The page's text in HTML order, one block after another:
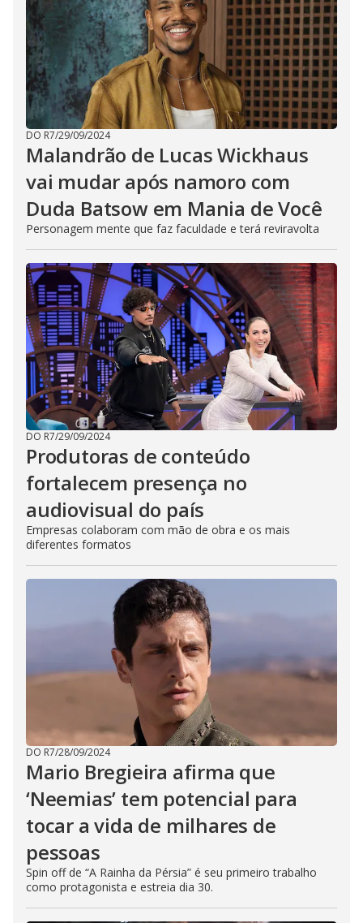
DO R7/29/09/2024
Malandrão de Lucas Wickhaus
vai mudar após namoro com
Duda Batsow em Mania de Você
Personagem mente que faz faculdade e terá reviravolta
DO R7/29/09/2024
Produtoras de conteúdo
fortalecem presença no
audiovisual do país
Empresas colaboram com mão de obra e os mais
diferentes formatos
DO R7/28/09/2024
Mario Bregieira afirma que
‘Neemias’ tem potencial para
tocar a vida de milhares de
pessoas
Spin off de “A Rainha da Pérsia” é seu primeiro trabalho
como protagonista e estreia dia 30.